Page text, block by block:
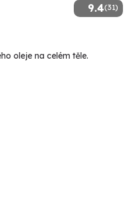
9.4(31)
oleje na celém těle.